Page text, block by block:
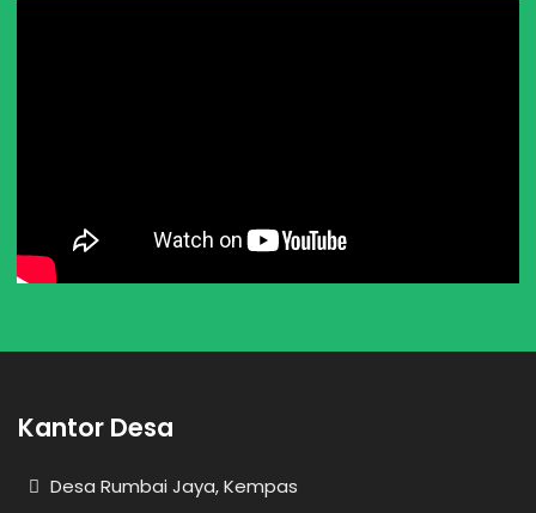
Kantor Desa
Desa Rumbai Jaya, Kempas